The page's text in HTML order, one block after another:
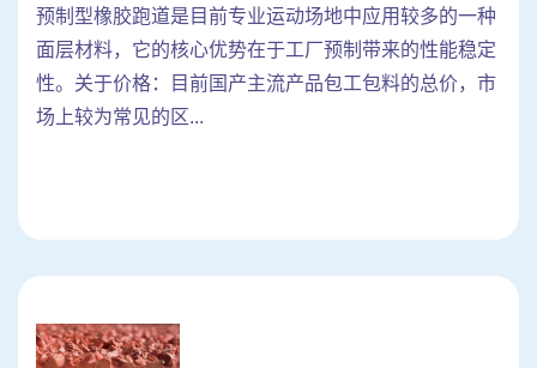
预制型橡胶跑道是目前专业运动场地中应用较多的一种
面层材料，它的核心优势在于工厂预制带来的性能稳定
性。关于价格：目前国产主流产品包工包料的总价，市
场上较为常见的区...